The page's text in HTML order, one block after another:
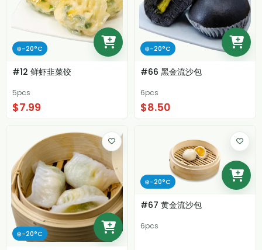
❄️-20°C
#12 鲜虾韭菜饺
5pcs
$7.99
❄️-20°C
#66 黑金流沙包
6pcs
$8.50
❄️-20°C
❄️-20°C
#67 黄金流沙包
6pcs